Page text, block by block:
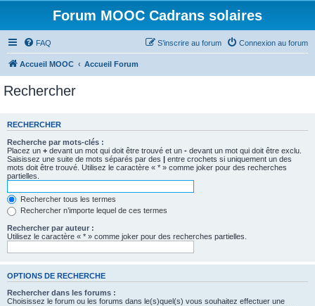
Forum MOOC Cadrans solaires
FAQ Connexion au forum
S’inscrire au forum
Accueil MOOC Accueil Forum
Rechercher
RECHERCHER
Recherche par mots-clés :
Placez un + devant un mot qui doit être trouvé et un - devant un mot qui doit être exclu.
Saisissez une suite de mots séparés par des | entre crochets si uniquement un des
mots doit être trouvé. Utilisez le caractère « * » comme joker pour des recherches
partielles.
Rechercher tous les termes
Rechercher n’importe lequel de ces termes
Rechercher par auteur :
Utilisez le caractère « * » comme joker pour des recherches partielles.
OPTIONS DE RECHERCHE
Rechercher dans les forums :
Choisissez le forum ou les forums dans le(s)quel(s) vous souhaitez effectuer une